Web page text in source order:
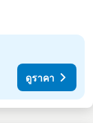
ดูราคา